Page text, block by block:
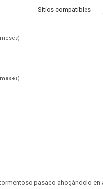
Sitios compatibles
pasado ahogándolo en